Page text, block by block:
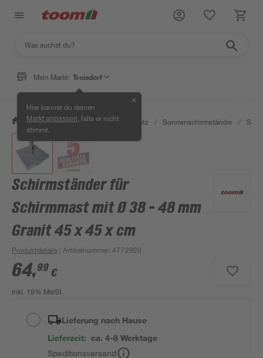
Mein Markt: Troisdorf
Hier kannst du deinen
Markt anpassen , falls er nicht
stimmt.
✕
/ Garten & Freizeit / Sonnenschutz / Sonnenschirmständer /
Schirmständer für
Schirmmast mit Ø 38 - 48 mm
Granit 45 x 45 x cm
Produktdetails | Artikelnummer:4772920
64,99 €
inkl. 19% MwSt.
Lieferung nach Hause
Lieferzeit: ca. 4-8 Werktage
Speditionsversand